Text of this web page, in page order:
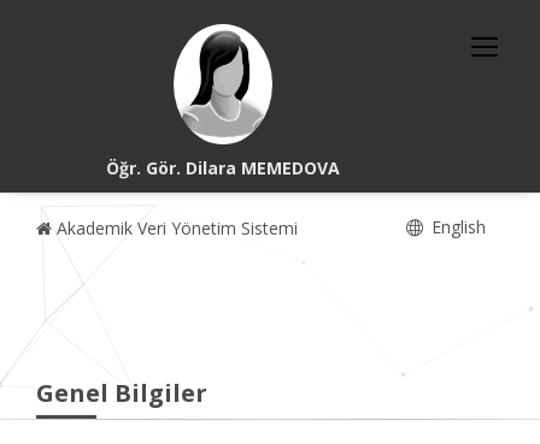
Öğr. Gör. Dilara MEMEDOVA
Akademik Veri Yönetim Sistemi English
Genel Bilgiler